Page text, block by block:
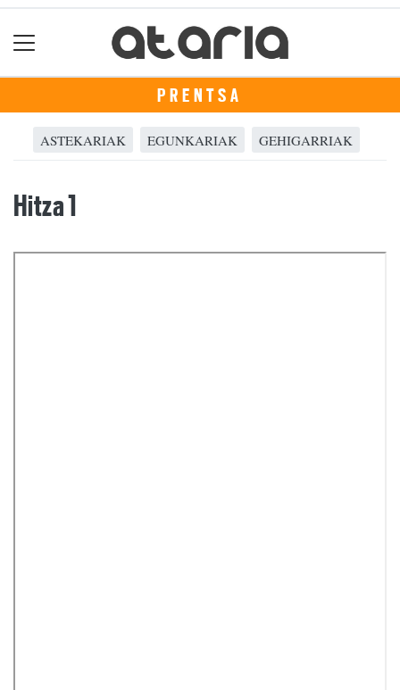
PRENTSA
ASTEKARIAK EGUNKARIAK GEHIGARRIAK
Hitza 1